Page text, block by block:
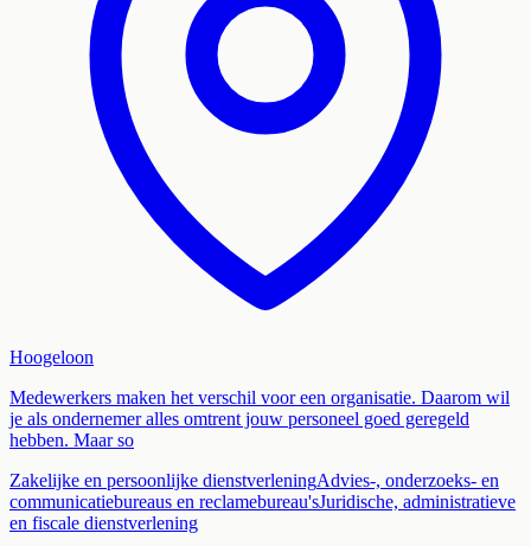
Hoogeloon
Medewerkers maken het verschil voor een organisatie. Daarom wil
je als ondernemer alles omtrent jouw personeel goed geregeld
hebben. Maar so
Zakelijke en persoonlijke dienstverleningAdvies-, onderzoeks- en
communicatiebureaus en reclamebureau'sJuridische, administratieve
en fiscale dienstverlening